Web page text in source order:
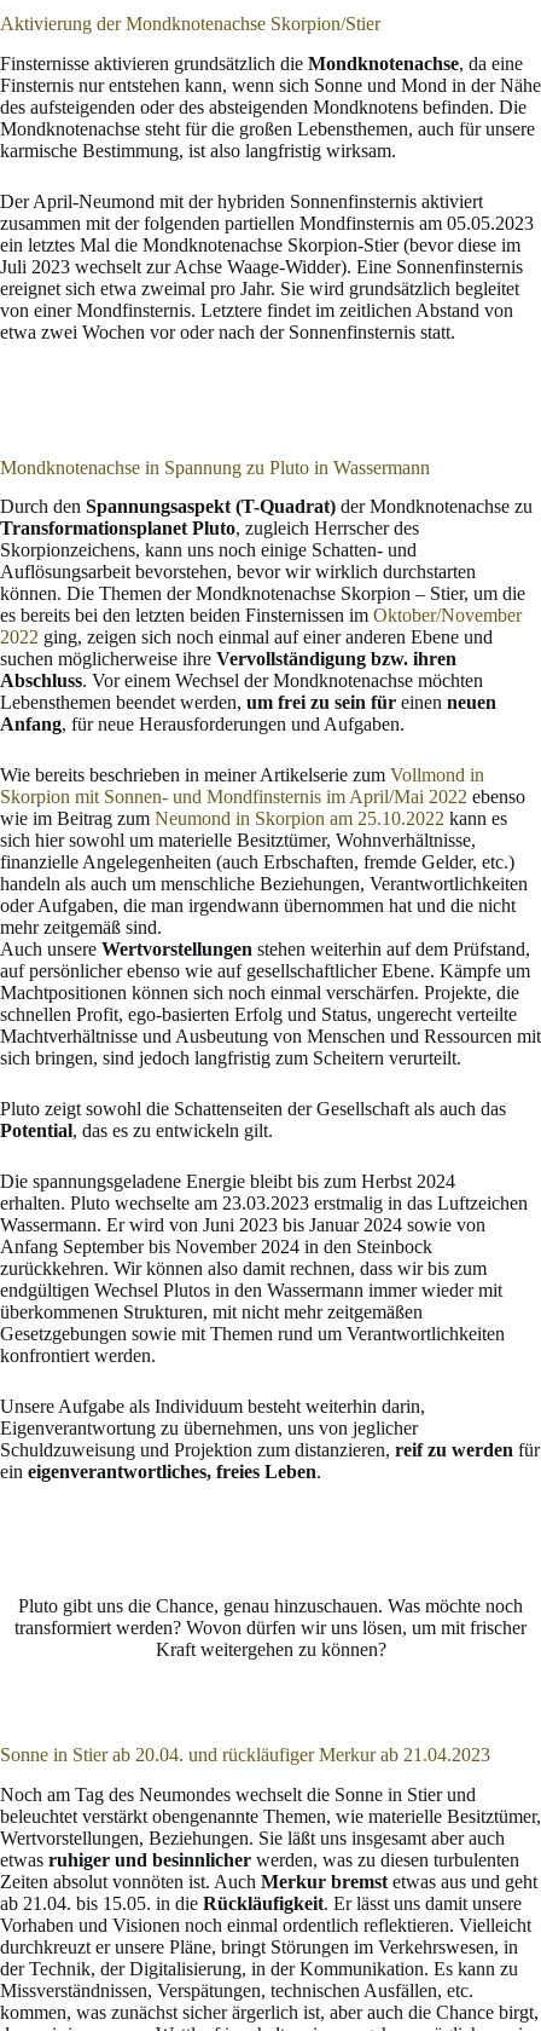
Aktivierung der Mondknotenachse Skorpion/Stier
Finsternisse aktivieren grundsätzlich die Mondknotenachse, da eine
Finsternis nur entstehen kann, wenn sich Sonne und Mond in der Nähe
des aufsteigenden oder des absteigenden Mondknotens befinden. Die
Mondknotenachse steht für die großen Lebensthemen, auch für unsere
karmische Bestimmung, ist also langfristig wirksam.
Der April-Neumond mit der hybriden Sonnenfinsternis aktiviert
zusammen mit der folgenden partiellen Mondfinsternis am 05.05.2023
ein letztes Mal die Mondknotenachse Skorpion-Stier (bevor diese im
Juli 2023 wechselt zur Achse Waage-Widder). Eine Sonnenfinsternis
ereignet sich etwa zweimal pro Jahr. Sie wird grundsätzlich begleitet
von einer Mondfinsternis. Letztere findet im zeitlichen Abstand von
etwa zwei Wochen vor oder nach der Sonnenfinsternis statt.
Mondknotenachse in Spannung zu Pluto in Wassermann
Durch den Spannungsaspekt (T-Quadrat) der Mondknotenachse zu
Transformationsplanet Pluto, zugleich Herrscher des
Skorpionzeichens, kann uns noch einige Schatten- und
Auflösungsarbeit bevorstehen, bevor wir wirklich durchstarten
können. Die Themen der Mondknotenachse Skorpion – Stier, um die
es bereits bei den letzten beiden Finsternissen im Oktober/November
2022 ging, zeigen sich noch einmal auf einer anderen Ebene und
suchen möglicherweise ihre Vervollständigung bzw. ihren
Abschluss. Vor einem Wechsel der Mondknotenachse möchten
Lebensthemen beendet werden, um frei zu sein für einen neuen
Anfang, für neue Herausforderungen und Aufgaben.
Wie bereits beschrieben in meiner Artikelserie zum Vollmond in
Skorpion mit Sonnen- und Mondfinsternis im April/Mai 2022 ebenso
wie im Beitrag zum Neumond in Skorpion am 25.10.2022 kann es
sich hier sowohl um materielle Besitztümer, Wohnverhältnisse,
finanzielle Angelegenheiten (auch Erbschaften, fremde Gelder, etc.)
handeln als auch um menschliche Beziehungen, Verantwortlichkeiten
oder Aufgaben, die man irgendwann übernommen hat und die nicht
mehr zeitgemäß sind.
Auch unsere Wertvorstellungen stehen weiterhin auf dem Prüfstand,
auf persönlicher ebenso wie auf gesellschaftlicher Ebene. Kämpfe um
Machtpositionen können sich noch einmal verschärfen. Projekte, die
schnellen Profit, ego-basierten Erfolg und Status, ungerecht verteilte
Machtverhältnisse und Ausbeutung von Menschen und Ressourcen mit
sich bringen, sind jedoch langfristig zum Scheitern verurteilt.
Pluto zeigt sowohl die Schattenseiten der Gesellschaft als auch das
Potential, das es zu entwickeln gilt.
Die spannungsgeladene Energie bleibt bis zum Herbst 2024
erhalten. Pluto wechselte am 23.03.2023 erstmalig in das Luftzeichen
Wassermann. Er wird von Juni 2023 bis Januar 2024 sowie von
Anfang September bis November 2024 in den Steinbock
zurückkehren. Wir können also damit rechnen, dass wir bis zum
endgültigen Wechsel Plutos in den Wassermann immer wieder mit
überkommenen Strukturen, mit nicht mehr zeitgemäßen
Gesetzgebungen sowie mit Themen rund um Verantwortlichkeiten
konfrontiert werden.
Unsere Aufgabe als Individuum besteht weiterhin darin,
Eigenverantwortung zu übernehmen, uns von jeglicher
Schuldzuweisung und Projektion zum distanzieren, reif zu werden für
ein eigenverantwortliches, freies Leben.
Pluto gibt uns die Chance, genau hinzuschauen. Was möchte noch
transformiert werden? Wovon dürfen wir uns lösen, um mit frischer
Kraft weitergehen zu können?
Sonne in Stier ab 20.04. und rückläufiger Merkur ab 21.04.2023
Noch am Tag des Neumondes wechselt die Sonne in Stier und
beleuchtet verstärkt obengenannte Themen, wie materielle Besitztümer,
Wertvorstellungen, Beziehungen. Sie läßt uns insgesamt aber auch
etwas ruhiger und besinnlicher werden, was zu diesen turbulenten
Zeiten absolut vonnöten ist. Auch Merkur bremst etwas aus und geht
ab 21.04. bis 15.05. in die Rückläufigkeit. Er lässt uns damit unsere
Vorhaben und Visionen noch einmal ordentlich reflektieren. Vielleicht
durchkreuzt er unsere Pläne, bringt Störungen im Verkehrswesen, in
der Technik, der Digitalisierung, in der Kommunikation. Es kann zu
Missverständnissen, Verspätungen, technischen Ausfällen, etc.
kommen, was zunächst sicher ärgerlich ist, aber auch die Chance birgt,